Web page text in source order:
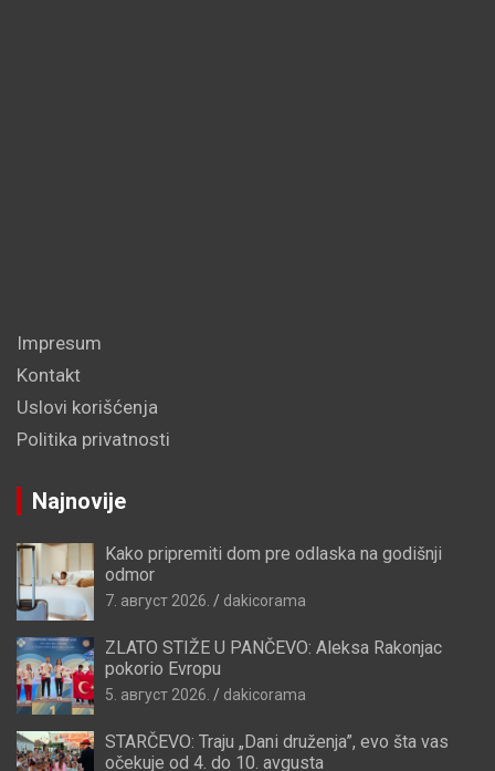
Impresum
Kontakt
Uslovi korišćenja
Politika privatnosti
Najnovije
Kako pripremiti dom pre odlaska na godišnji
odmor
7. август 2026. dakicorama
ZLATO STIŽE U PANČEVO: Aleksa Rakonjac
pokorio Evropu
5. август 2026. dakicorama
STARČEVO: Traju „Dani druženja”, evo šta vas
očekuje od 4. do 10. avgusta